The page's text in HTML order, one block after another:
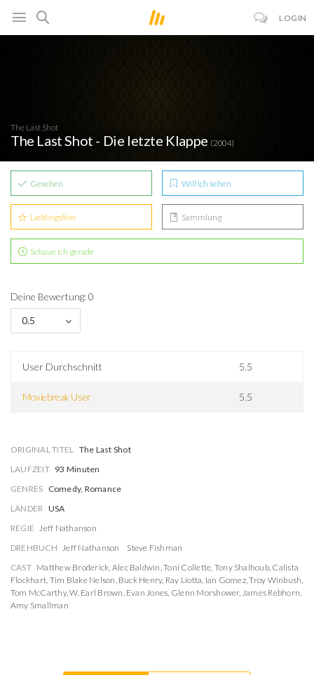
LOGIN
The Last Shot
The Last Shot - Die letzte Klappe (2004)
Gesehen Will ich sehen
Lieblingsfilm Sammlung
Schaue ich gerade
Deine Bewertung: 0
0.5
User Durchschnitt 5.5
Moviebreak User 5.5
ORIGINAL TITEL The Last Shot
LAUFZEIT 93 Minuten
GENRES Comedy, Romance
LÄNDER USA
REGIE Jeff Nathanson
DREHBUCH Jeff Nathanson
Steve Fishman
CAST Matthew Broderick, Alec Baldwin,Toni Collette, Tony Shalhoub, Calista
Flockhart, Tim Blake Nelson, Buck Henry, Ray Liotta, Ian Gomez,Troy Winbush,
Tom McCarthy,W. Earl Brown, Evan Jones, Glenn Morshower, James Rebhorn,
Amy Smallman